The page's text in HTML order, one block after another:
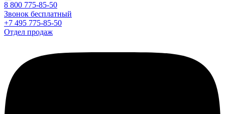
8 800 775-85-50
Звонок бесплатный
+7 495 775-85-50
Отдел продаж